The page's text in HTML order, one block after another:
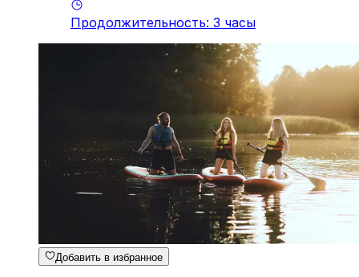
Продолжительность: 3 часы
Добавить в избранное